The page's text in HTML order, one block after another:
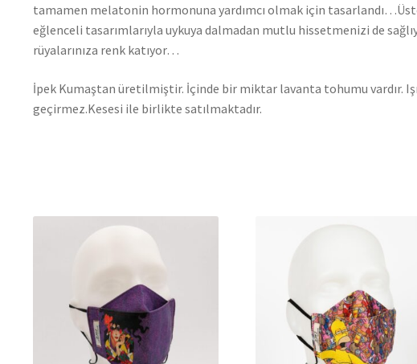
tamamen melatonin hormonuna yardımcı olmak için
eğlenceli tasarımlarıyla uykuya dalmadan mutlu hissetmenizi de
rüyalarınıza renk katıyor…
İpek Kumaştan üretilmiştir. İçinde bir miktar lavanta tohumu vardır.
geçirmez.Kesesi ile birlikte satılmaktadır.